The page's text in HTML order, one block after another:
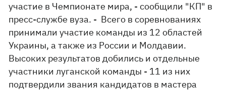
участие в Чемпионате мира, - сообщили "КП" в
пресс-службе вуза. - Всего в соревнованиях
принимали участие команды из 12 областей
Украины, а также из России и Молдавии.
Высоких результатов добились и отдельные
участники луганской команды - 11 из них
подтвердили звания кандидатов в мастера